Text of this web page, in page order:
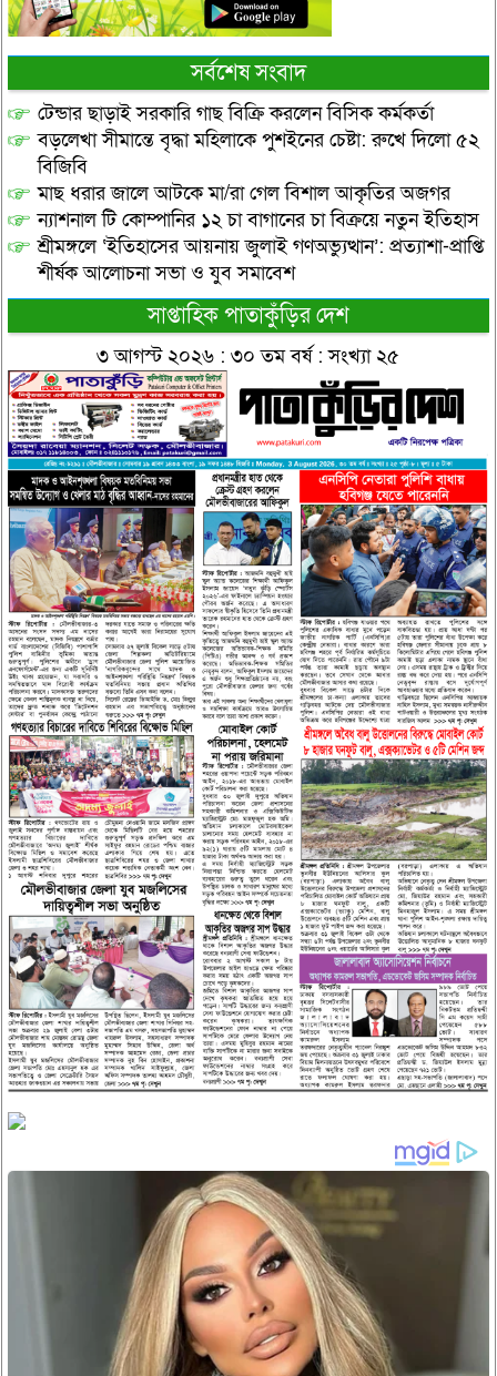
সর্বশেষ সংবাদ
টেন্ডার ছাড়াই সরকারি গাছ বিক্রি করলেন বিসিক কর্মকর্তা
বড়লেখা সীমান্তে বৃদ্ধা মহিলাকে পুশইনের চেষ্টা: রুখে দিলো ৫২
বিজিবি
মাছ ধরার জালে আটকে মা/রা গেল বিশাল আকৃতির অজগর
ন্যাশনাল টি কোম্পানির ১২ চা বাগানের চা বিক্রয়ে নতুন ইতিহাস
শ্রীমঙ্গলে ‘ইতিহাসের আয়নায় জুলাই গণঅভ্যুত্থান’: প্রত্যাশা-প্রাপ্তি
শীর্ষক আলোচনা সভা ও যুব সমাবেশ
সাপ্তাহিক পাতাকুঁড়ির দেশ
৩ আগস্ট ২০২৬ : ৩০ তম বর্ষ : সংখ্যা ২৫